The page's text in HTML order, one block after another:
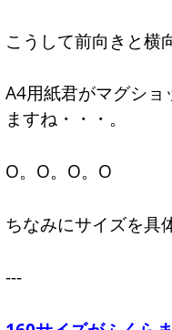
こうして前向きと横
A4用紙君がマグショ
ますね・・・。
O。O。O。O
ちなみにサイズを具
---